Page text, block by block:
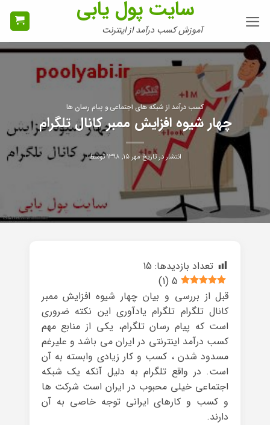
سایت پول یابی
آموزش کسب درآمد از اینترنت
کسب درآمد از شبکه های اجتماعی و پیام رسان ها
چهار شیوه افزایش ممبر کانال تلگرام
انتشار در تاریخمهر ۱۵, ۱۳۹۸ توسط
تعداد بازدیدها: 15
5
(
1
)
قبل از بررسی و بیان چهار شیوه افزایش ممبر
کانال تلگرام تلگرام یادآوری این نکته ضروری
است که پیام رسان تلگرام، یکی از منابع مهم
کسب درآمد اینترنتی در ایران می باشد و علیرغم
مسدود شدن ، کسب و کار زیادی وابسته به آن
است. در واقع تلگرام به دلیل آنکه یک شبکه
اجتماعی خیلی محبوب در ایران است شرکت ها
و کسب و کارهای ایرانی توجه خاصی به آن
دارند.